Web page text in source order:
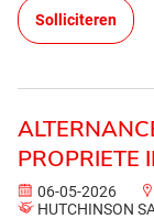
Solliciteren
PROPRIETE
06-05-2026
HUTCHINSON